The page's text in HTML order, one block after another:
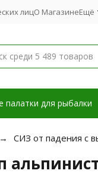
лицО МагазинеЕщё
палатки для рыбалки
СИЗ от падения с